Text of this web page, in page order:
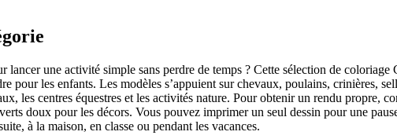
lancer une activité simple sans perdre de temps ? Cette sélection de
pour les enfants. Les modèles s’appuient sur chevaux, poulains, crinières,
les centres équestres et les activités nature. Pour obtenir un rendu propre,
doux pour les décors. Vous pouvez imprimer un seul dessin pour une
à la maison, en classe ou pendant les vacances.